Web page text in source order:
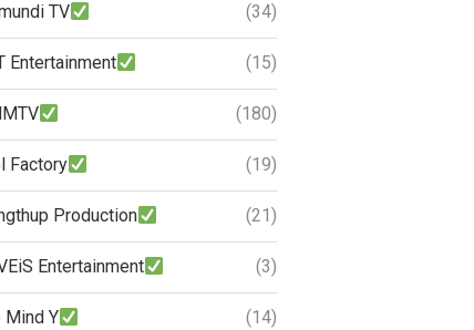
TV (34)
Entertainment (15)
(180)
Factory (19)
Production (21)
Entertainment (3)
Mind Y (14)